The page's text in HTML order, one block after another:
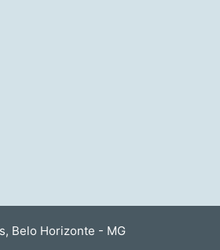
Belo Horizonte - MG